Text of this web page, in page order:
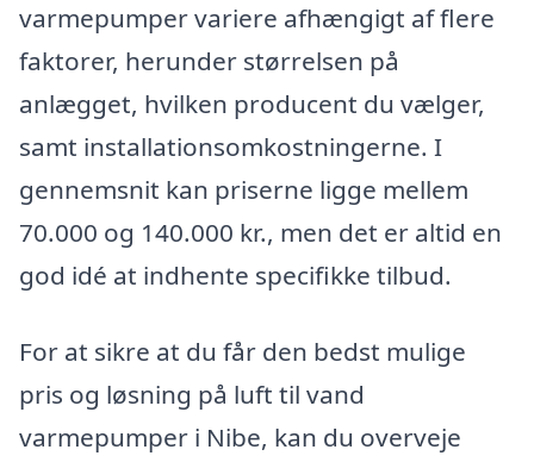
varmepumper variere afhængigt af flere
faktorer, herunder størrelsen på
anlægget, hvilken producent du vælger,
samt installationsomkostningerne. I
gennemsnit kan priserne ligge mellem
70.000 og 140.000 kr., men det er altid en
god idé at indhente specifikke tilbud.
For at sikre at du får den bedst mulige
pris og løsning på luft til vand
varmepumper i Nibe, kan du overveje